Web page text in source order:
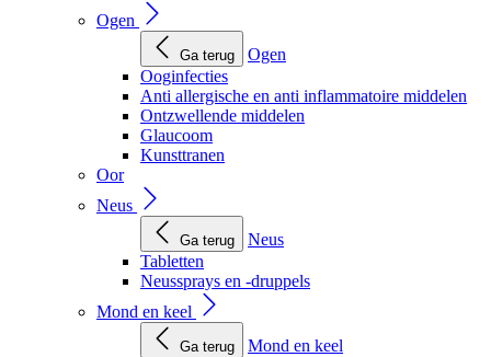
Ogen
Ga terug
Ogen
Ooginfecties
Anti allergische en anti inflammatoire middelen
Ontzwellende middelen
Glaucoom
Kunsttranen
Oor
Neus
Ga terug
Neus
Tabletten
Neussprays en -druppels
Mond en keel
Ga terug
Mond en keel